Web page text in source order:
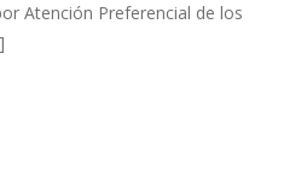
Atención Preferencial de los